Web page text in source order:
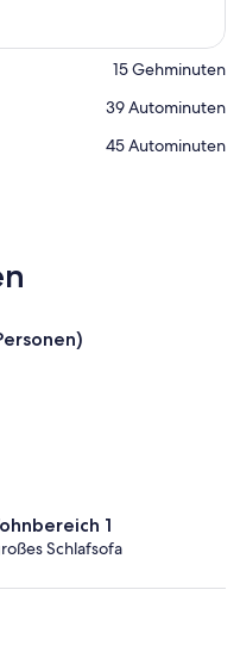
‪15 Gehminuten‬
‪39 Autominuten‬
‪45 Autominuten‬
1
Schlafsofa